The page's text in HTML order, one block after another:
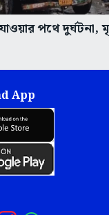
পথে দুর্ঘটনা,
App